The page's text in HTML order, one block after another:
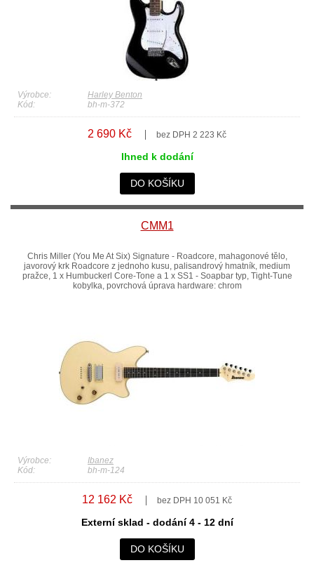
Výrobce:
Harley Benton
Kód:
bh-m-372
2 690 Kč bez DPH 2 223 Kč
Ihned k dodání
DO KOŠÍKU
CMM1
Chris Miller (You Me At Six) Signature - Roadcore, mahagonové tělo,
javorový krk Roadcore z jednoho kusu, palisandrový hmatník, medium
pražce, 1 x Humbuckerl Core-Tone a 1 x SS1 - Soapbar typ, Tight-Tune
kobylka, povrchová úprava hardware: chrom
Výrobce:
Ibanez
Kód:
bh-m-124
12 162 Kč bez DPH 10 051 Kč
Externí sklad - dodání 4 - 12 dní
DO KOŠÍKU